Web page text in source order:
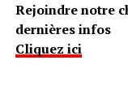
Rejoindre notre
dernières infos
Cliquez ici